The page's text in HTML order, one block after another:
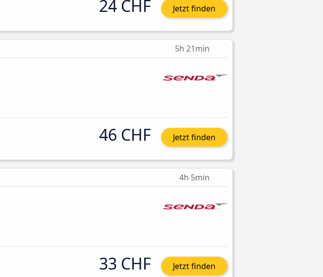
24 CHF Jetzt finden
5h 21min
46 CHF Jetzt finden
4h 5min
33 CHF Jetzt finden